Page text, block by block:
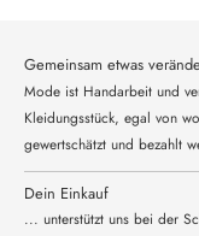
Gemeinsam etwas
Mode ist Handarbeit und
Kleidungsstück, egal von
gewertschätzt und bezahlt
Dein Einkauf
... unterstützt uns bei der